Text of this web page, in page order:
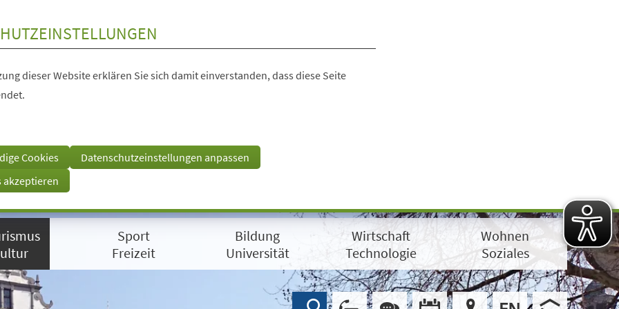
dieser Website erklären Sie sich damit einverstanden, dass diese Seite
Cookies
Datenschutzeinstellungen anpassen
akzeptieren
Sport
Freizeit
Bildung
Universität
Wirtschaft
Technologie
Wohnen
Soziales